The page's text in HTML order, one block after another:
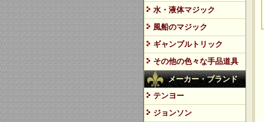
水・液体マジック
風船のマジック
ギャンブルトリック
その他の色々な手品道具
メーカー・ブランド
テンヨー
ジョンソン